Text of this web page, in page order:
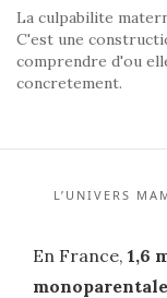
La culpabilite
C'est une
comprendre d'ou
concretement.
L’UNIVERS
En France, 1,6